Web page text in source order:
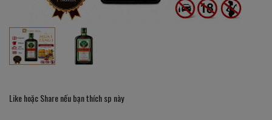
Like hoặc Share nếu bạn thích sp này